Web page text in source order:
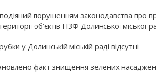
порушенням законодавства про
об’єктів ПЗФ Долинської міської
у Долинській міській раді відсутні.
факт знищення зелених